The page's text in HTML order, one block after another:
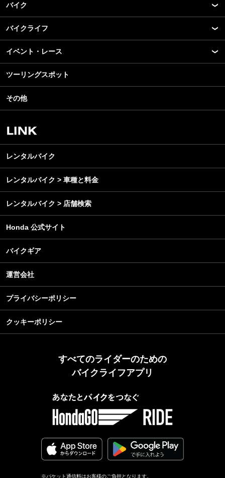
バイク
New Model Show
モデル情報
カスタマイズパーツ
テクノロジー
名車・旧車
ビジネス
バイクライフ
アプリ
ライディングギア
ツーリング
アウトドア
レンタルバイク
イベント・レース
モータースポーツ
イベント
スクール・レッスン
ツーリングスポット
その他
レンタルバイク
レンタルバイク > 車種と料金
レンタルバイク > 店舗検索
Honda 公式サイト
バイクギア
運営会社
プライバシーポリシー
クッキーポリシー
すべてのライダーのための
バイクライフアプリ
※パケット通信料はお客様のご負担となります。